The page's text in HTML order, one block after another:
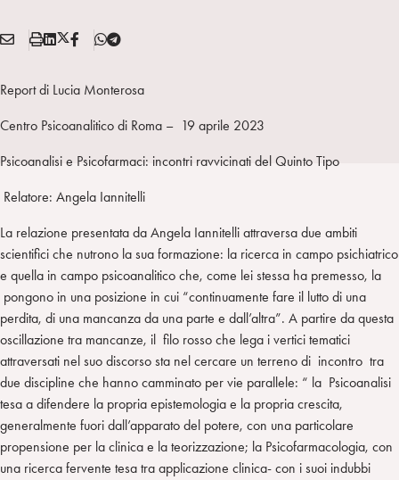
Condividi:
E
A
L
S
p
L
n
e
i
X
i
t
e
F
T
g
a
Report di Lucia Monterosa
Centro Psicoanalitico di Roma – 19 aprile 2023
Psicoanalisi e Psicofarmaci: incontri ravvicinati del Quinto Tipo
Relatore: Angela Iannitelli
La relazione presentata da Angela Iannitelli attraversa due ambiti
scientifici che nutrono la sua formazione: la ricerca in campo psichiatrico
e quella in campo psicoanalitico che, come lei stessa ha premesso, la
pongono in una posizione in cui “continuamente fare il lutto di una
perdita, di una mancanza da una parte e dall’altra”. A partire da questa
oscillazione tra mancanze, il filo rosso che lega i vertici tematici
attraversati nel suo discorso sta nel cercare un terreno di incontro tra
due discipline che hanno camminato per vie parallele: “ la Psicoanalisi
tesa a difendere la propria epistemologia e la propria crescita,
generalmente fuori dall’apparato del potere, con una particolare
propensione per la clinica e la teorizzazione; la Psicofarmacologia, con
una ricerca fervente tesa tra applicazione clinica- con i suoi indubbi